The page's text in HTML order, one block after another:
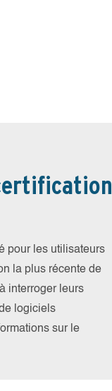
pour les utilisateurs
la plus récente de
interroger leurs
logiciels
sur le